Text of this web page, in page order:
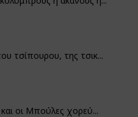
τσίπουρου, της τσικ...
και οι Μπούλες χορεύ...